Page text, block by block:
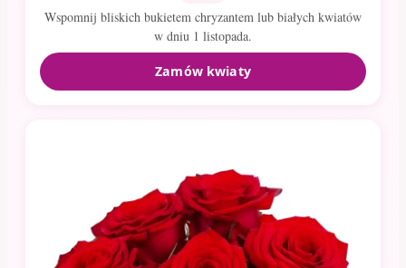
Wspomnij bliskich bukietem chryzantem lub białych kwiatów
w dniu 1 listopada.
Zamów kwiaty